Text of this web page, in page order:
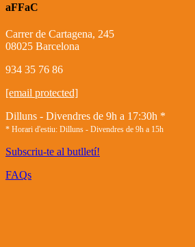
aFFaC
Carrer de Cartagena, 245
08025 Barcelona
934 35 76 86
[email protected]
Dilluns - Divendres de 9h a 17:30h *
* Horari d'estiu: Dilluns - Divendres de 9h a 15h
Subscriu-te al butlletí!
FAQs